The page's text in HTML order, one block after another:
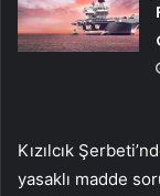
Kızılcık
yasaklı madde